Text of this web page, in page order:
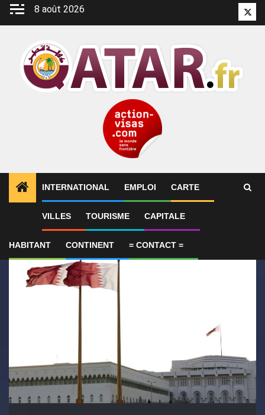
Aller
8 août 2026
INTERNATIONAL EMPLOI CARTE
VILLES TOURISME CAPITALE
HABITANT CONTINENT = CONTACT =
ALERTES INFO 1 Le Qatar condamne l’attentat